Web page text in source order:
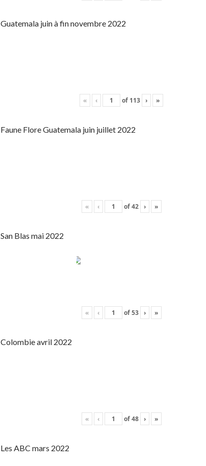
Guatemala juin à fin novembre 2022
« ‹ of 113 › »
Faune Flore Guatemala juin juillet 2022
« ‹ of42 › »
San Blas mai 2022
« ‹ of53 › »
Colombie avril 2022
« ‹ of48 › »
Les ABC mars 2022